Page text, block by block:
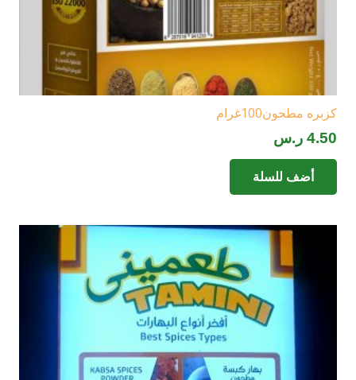
كزبره مطحون100غرام
4.50 ر.س
أضف للسلة